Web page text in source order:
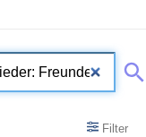
Filter